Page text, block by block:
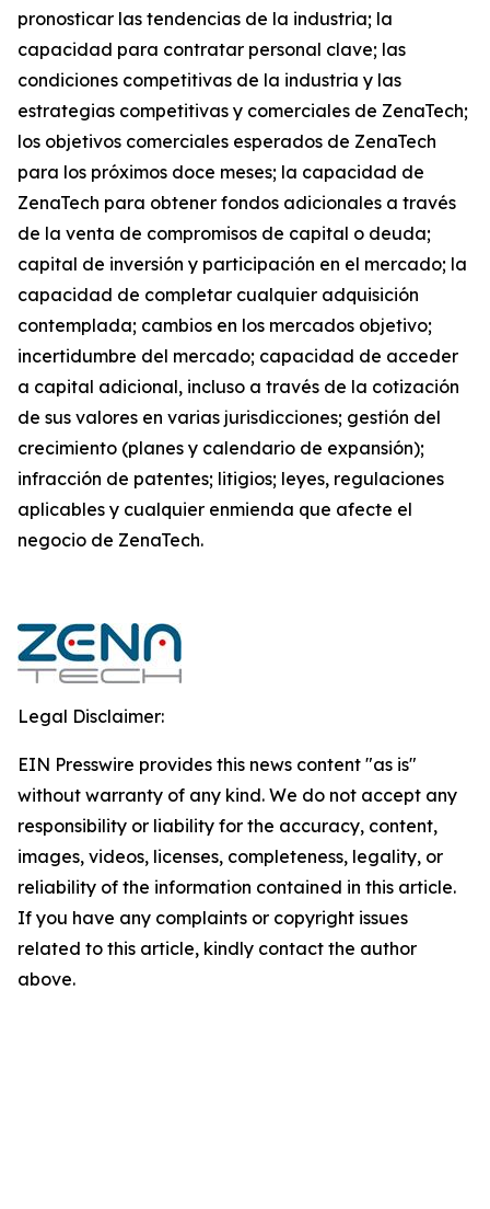
pronosticar las tendencias de la industria; la
capacidad para contratar personal clave; las
condiciones competitivas de la industria y las
estrategias competitivas y comerciales de ZenaTech;
los objetivos comerciales esperados de ZenaTech
para los próximos doce meses; la capacidad de
ZenaTech para obtener fondos adicionales a través
de la venta de compromisos de capital o deuda;
capital de inversión y participación en el mercado; la
capacidad de completar cualquier adquisición
contemplada; cambios en los mercados objetivo;
incertidumbre del mercado; capacidad de acceder
a capital adicional, incluso a través de la cotización
de sus valores en varias jurisdicciones; gestión del
crecimiento (planes y calendario de expansión);
infracción de patentes; litigios; leyes, regulaciones
aplicables y cualquier enmienda que afecte el
negocio de ZenaTech.
Legal Disclaimer:
EIN Presswire provides this news content "as is"
without warranty of any kind. We do not accept any
responsibility or liability for the accuracy, content,
images, videos, licenses, completeness, legality, or
reliability of the information contained in this article.
If you have any complaints or copyright issues
related to this article, kindly contact the author
above.